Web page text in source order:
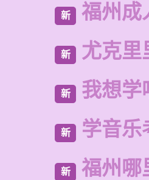
新 福州成
新 尤克里
新 我想学
新 学音乐
新 福州哪